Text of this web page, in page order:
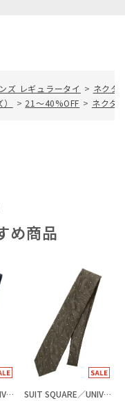
ズ レギュラータイ > ネクタ
> 21～40%OFF > ネクタ
め商品
SUIT SQUARE／UNIVERSAL LANGUAGE
SUIT SQUARE／UNIVERSAL LANGUAGE